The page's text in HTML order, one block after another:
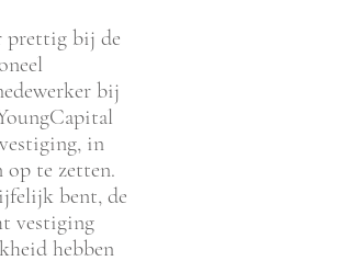
prettig bij de
bij
in
op te zetten.
bent, de
vestiging
hebben